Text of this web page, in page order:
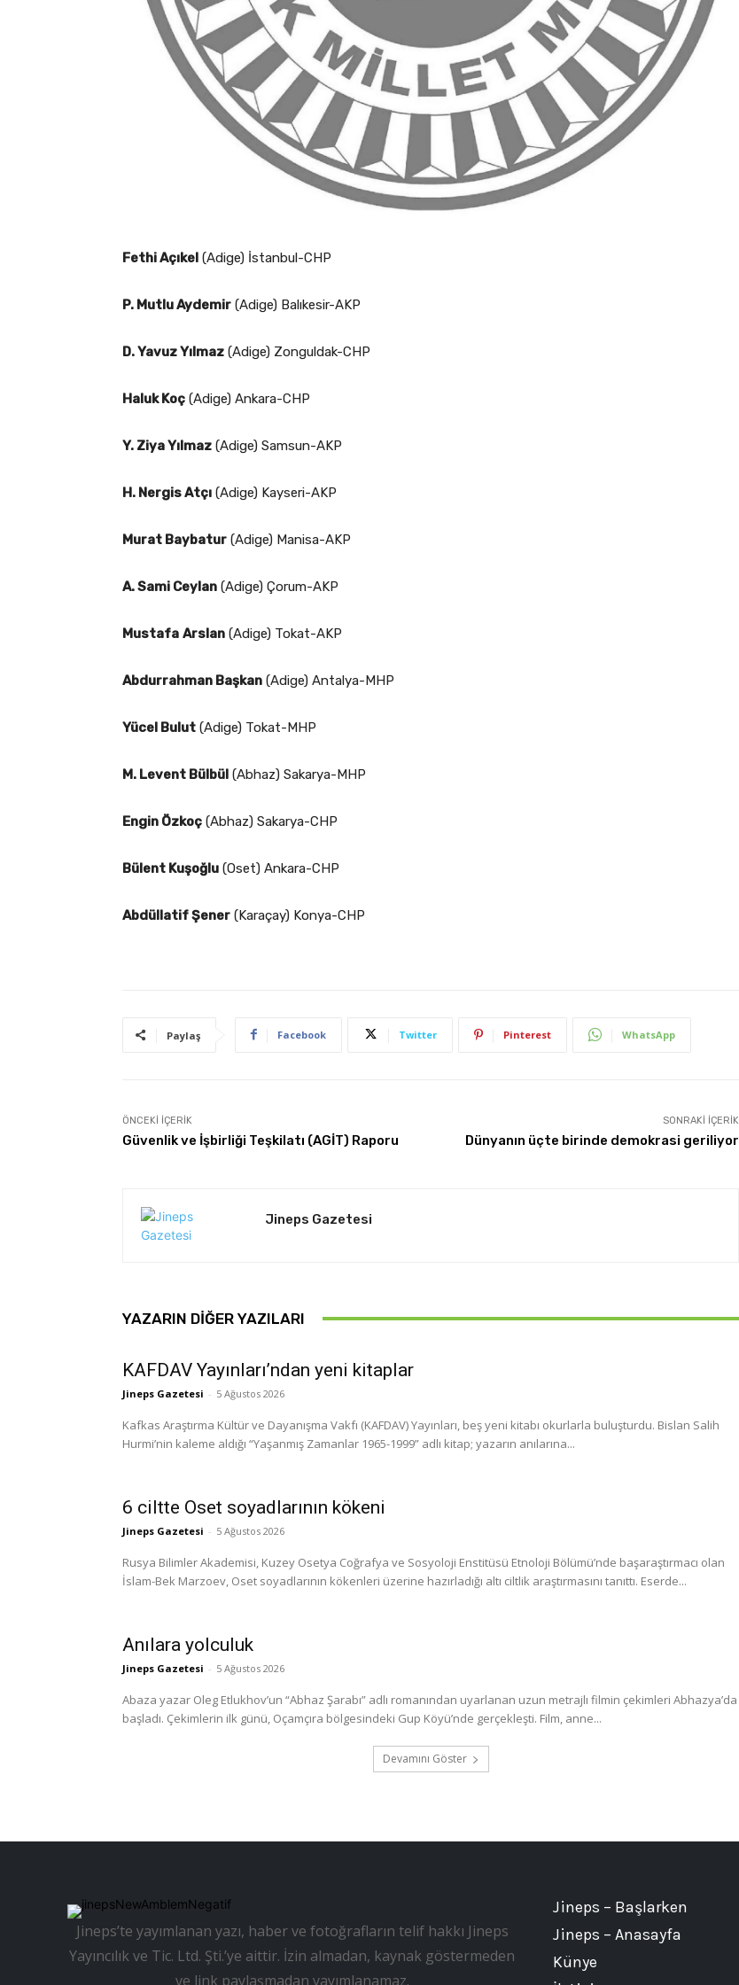
Fethi Açıkel (Adige) İstanbul-CHP
P. Mutlu Aydemir (Adige) Balıkesir-AKP
D. Yavuz Yılmaz (Adige) Zonguldak-CHP
Haluk Koç (Adige) Ankara-CHP
Y. Ziya Yılmaz (Adige) Samsun-AKP
H. Nergis Atçı (Adige) Kayseri-AKP
Murat Baybatur (Adige) Manisa-AKP
A. Sami Ceylan (Adige) Çorum-AKP
Mustafa Arslan (Adige) Tokat-AKP
Abdurrahman Başkan (Adige) Antalya-MHP
Yücel Bulut (Adige) Tokat-MHP
M. Levent Bülbül (Abhaz) Sakarya-MHP
Engin Özkoç (Abhaz) Sakarya-CHP
Bülent Kuşoğlu (Oset) Ankara-CHP
Abdüllatif Şener (Karaçay) Konya-CHP
Paylaş Facebook Twitter Pinterest WhatsApp
ÖNCEKI İÇERIK
Güvenlik ve İşbirliği Teşkilatı (AGİT) Raporu
SONRAKI İÇERIK
Dünyanın üçte birinde demokrasi geriliyor
Jineps Gazetesi
YAZARIN DIĞER YAZILARI
KAFDAV Yayınları’ndan yeni kitaplar
Jineps Gazetesi - 5 Ağustos 2026
Kafkas Araştırma Kültür ve Dayanışma Vakfı (KAFDAV) Yayınları, beş yeni kitabı okurlarla buluşturdu. Bislan Salih
Hurmi’nin kaleme aldığı “Yaşanmış Zamanlar 1965-1999” adlı kitap; yazarın anılarına...
6 ciltte Oset soyadlarının kökeni
Jineps Gazetesi - 5 Ağustos 2026
Rusya Bilimler Akademisi, Kuzey Osetya Coğrafya ve Sosyoloji Enstitüsü Etnoloji Bölümü’nde başaraştırmacı olan
İslam-Bek Marzoev, Oset soyadlarının kökenleri üzerine hazırladığı altı ciltlik araştırmasını tanıttı. Eserde...
Anılara yolculuk
Jineps Gazetesi - 5 Ağustos 2026
Abaza yazar Oleg Etlukhov’un “Abhaz Şarabı” adlı romanından uyarlanan uzun metrajlı filmin çekimleri Abhazya’da
başladı. Çekimlerin ilk günü, Oçamçıra bölgesindeki Gup Köyü’nde gerçekleşti. Film, anne...
Devamını Göster
Jineps’te yayımlanan yazı, haber ve fotoğrafların telif hakkı Jineps
Yayıncılık ve Tic. Ltd. Şti.’ye aittir. İzin almadan, kaynak göstermeden
ve link paylaşmadan yayımlanamaz.
Jineps – Başlarken
Jineps – Anasayfa
Künye